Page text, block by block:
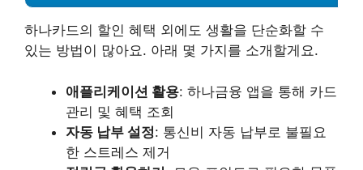
하나카드의 할인 혜택 외에도 생활을 단순화할 수
있는 방법이 많아요. 아래 몇 가지를 소개할게요.
애플리케이션 활용: 하나금융 앱을 통해 카드
관리 및 혜택 조회
자동 납부 설정: 통신비 자동 납부로 불필요
한 스트레스 제거